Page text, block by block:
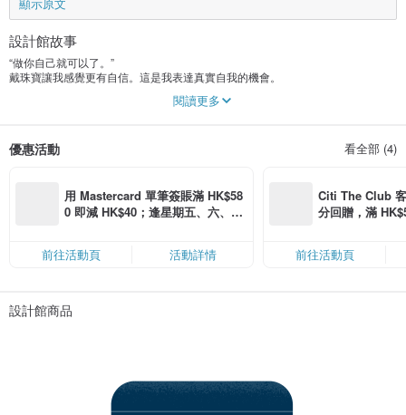
顯示原文
設計館故事
“做你自己就可以了。”
戴珠寶讓我感覺更有自信。這是我表達真實自我的機會。
是什麼透過珠寶塑造了我。情緒、現象。很多事情。進入其中。
我希望我能成為那種輕輕推你背的人。
閱讀更多
優惠活動 看全部 (4)
用 Mastercard 單筆簽賬滿 HK$58
0 即減 HK$40；逢星期五、六、日
卡」結帳）
前往活動頁 活動詳情
Citi The Club
分回贈，滿
前往活動頁
設計館商品